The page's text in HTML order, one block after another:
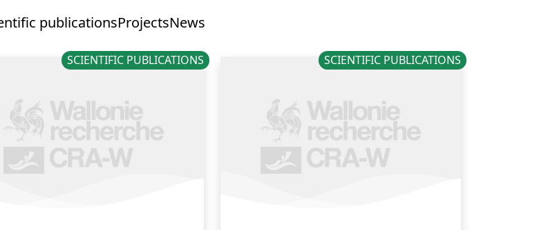
publicationsProjectsNews
SCIENTIFIC PUBLICATIONS SCIENTIFIC PUBLICATIONS